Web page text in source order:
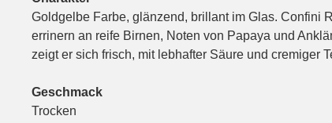
Goldgelbe Farbe, glänzend, brillant im Glas. Confini
errinern an reife Birnen, Noten von Papaya und
zeigt er sich frisch, mit lebhafter Säure und cremiger
Geschmack
Trocken